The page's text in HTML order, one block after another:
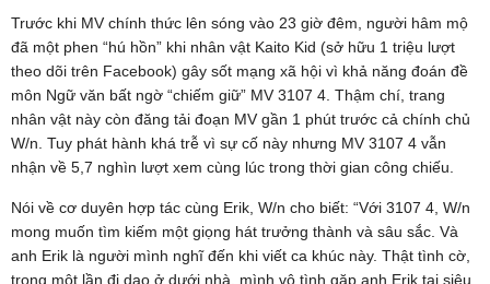
Trước khi MV chính thức lên sóng vào 23 giờ đêm, người hâm mộ
đã một phen “hú hồn” khi nhân vật Kaito Kid (sở hữu 1 triệu lượt
theo dõi trên Facebook) gây sốt mạng xã hội vì khả năng đoán đề
môn Ngữ văn bất ngờ “chiếm giữ” MV 3107 4. Thậm chí, trang
nhân vật này còn đăng tải đoạn MV gần 1 phút trước cả chính chủ
W/n. Tuy phát hành khá trễ vì sự cố này nhưng MV 3107 4 vẫn
nhận về 5,7 nghìn lượt xem cùng lúc trong thời gian công chiếu.
Nói về cơ duyên hợp tác cùng Erik, W/n cho biết: “Với 3107 4, W/n
mong muốn tìm kiếm một giọng hát trưởng thành và sâu sắc. Và
anh Erik là người mình nghĩ đến khi viết ca khúc này. Thật tình cờ,
trong một lần đi dạo ở dưới nhà, mình vô tình gặp anh Erik tại siêu